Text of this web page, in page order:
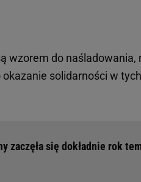
wzorem do
okazanie solidarności w
zaczęła się dokładnie rok